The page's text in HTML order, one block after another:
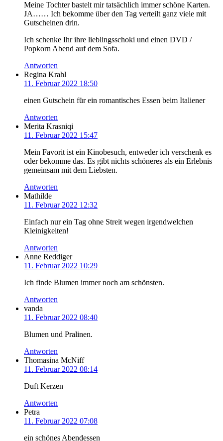
Meine Tochter bastelt mir tatsächlich immer schöne Karten.
JA…… Ich bekomme über den Tag verteilt ganz viele mit
Gutscheinen drin.
Ich schenke Ihr ihre lieblingsschoki und einen DVD /
Popkorn Abend auf dem Sofa.
Antworten
Regina Krahl
11. Februar 2022 18:50
einen Gutschein für ein romantisches Essen beim Italiener
Antworten
Merita Krasniqi
11. Februar 2022 15:47
Mein Favorit ist ein Kinobesuch, entweder ich verschenk es
oder bekomme das. Es gibt nichts schöneres als ein Erlebnis
gemeinsam mit dem Liebsten.
Antworten
Mathilde
11. Februar 2022 12:32
Einfach nur ein Tag ohne Streit wegen irgendwelchen
Kleinigkeiten!
Antworten
Anne Reddiger
11. Februar 2022 10:29
Ich finde Blumen immer noch am schönsten.
Antworten
vanda
11. Februar 2022 08:40
Blumen und Pralinen.
Antworten
Thomasina McNiff
11. Februar 2022 08:14
Duft Kerzen
Antworten
Petra
11. Februar 2022 07:08
ein schönes Abendessen